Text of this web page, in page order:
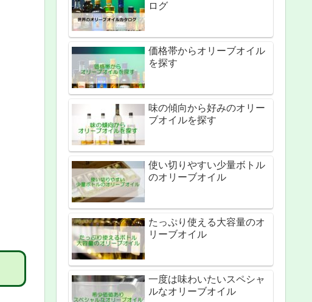
ログ
価格帯からオリーブオイル
を探す
味の傾向から好みのオリー
ブオイルを探す
使い切りやすい少量ボトル
のオリーブオイル
たっぷり使える大容量のオ
リーブオイル
一度は味わいたいスペシャ
ルなオリーブオイル